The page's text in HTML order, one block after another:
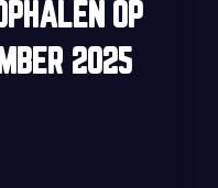
OP
2025